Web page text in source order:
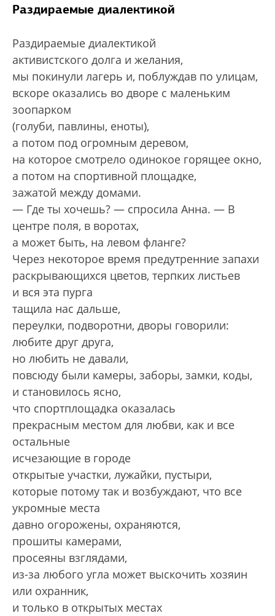
Раздираемые диалектикой
Раздираемые диалектикой
активистского долга и желания,
мы покинули лагерь и, поблуждав по улицам,
вскоре оказались во дворе с маленьким
зоопарком
(голуби, павлины, еноты),
а потом под огромным деревом,
на которое смотрело одинокое горящее окно,
а потом на спортивной площадке,
зажатой между домами.
— Где ты хочешь? — спросила Анна. — В
центре поля, в воротах,
а может быть, на левом фланге?
Через некоторое время предутренние запахи
раскрывающихся цветов, терпких листьев
и вся эта пурга
тащила нас дальше,
переулки, подворотни, дворы говорили:
любите друг друга,
но любить не давали,
повсюду были камеры, заборы, замки, коды,
и становилось ясно,
что спортплощадка оказалась
прекрасным местом для любви, как и все
остальные
исчезающие в городе
открытые участки, лужайки, пустыри,
которые потому так и возбуждают, что все
укромные места
давно огорожены, охраняются,
прошиты камерами,
просеяны взглядами,
из-за любого угла может выскочить хозяин
или охранник,
и только в открытых местах